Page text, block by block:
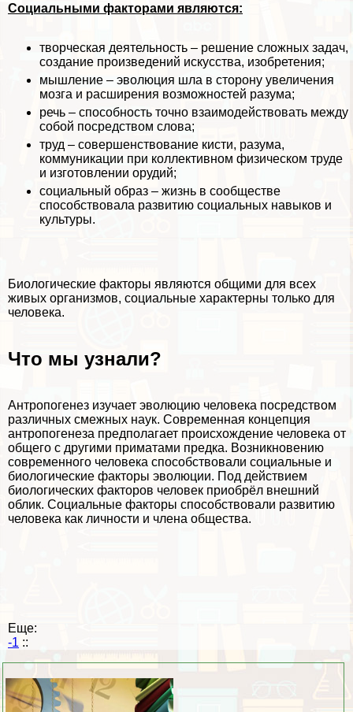
Социальными факторами являются:
творческая деятельность – решение сложных задач,
создание произведений искусства, изобретения;
мышление – эволюция шла в сторону увеличения
мозга и расширения возможностей разума;
речь – способность точно взаимодействовать между
собой посредством слова;
труд – совершенствование кисти, разума,
коммуникации при коллективном физическом труде
и изготовлении орудий;
социальный образ – жизнь в сообществе
способствовала развитию социальных навыков и
культуры.
Биологические факторы являются общими для всех
живых организмов, социальные хаpaктерны только для
человека.
Что мы узнали?
Антропогенез изучает эволюцию человека посредством
различных смежных наук. Современная концепция
антропогенеза предполагает происхождение человека от
общего с другими приматами предка. Возникновению
современного человека способствовали социальные и
биологические факторы эволюции. Под действием
биологических факторов человек приобрёл внешний
облик. Социальные факторы способствовали развитию
человека как личности и члeна общества.
Еще:
-1 ::